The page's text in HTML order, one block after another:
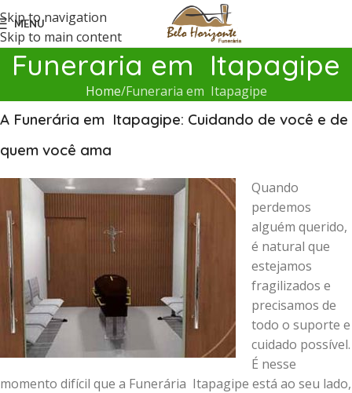
Skip to navigation
Skip to main content
MENU
Funeraria em Itapagipe
Home Funeraria em Itapagipe
A Funerária em Itapagipe: Cuidando de você e de
quem você ama
Quando
perdemos
alguém querido,
é natural que
estejamos
fragilizados e
precisamos de
todo o suporte e
cuidado possível.
É nesse
momento difícil que a Funerária Itapagipe está ao seu lado,